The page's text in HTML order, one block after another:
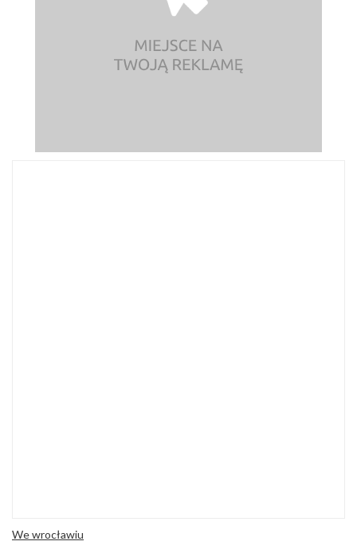
We wrocławiu